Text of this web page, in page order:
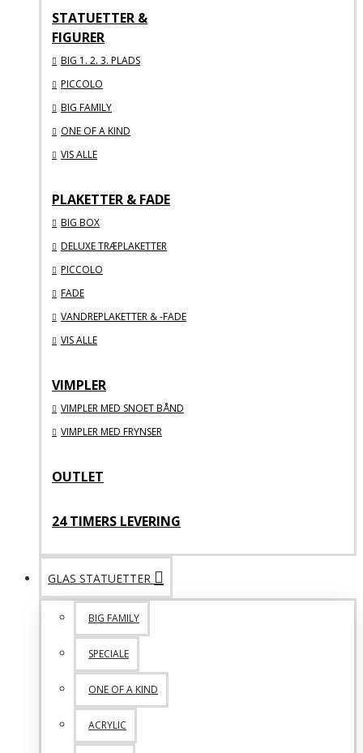
STATUETTER &
FIGURER
BIG 1. 2. 3. PLADS
PICCOLO
BIG FAMILY
ONE OF A KIND
VIS ALLE
PLAKETTER & FADE
BIG BOX
DELUXE TRÆPLAKETTER
PICCOLO
FADE
VANDREPLAKETTER & -FADE
VIS ALLE
VIMPLER
VIMPLER MED SNOET BÅND
VIMPLER MED FRYNSER
OUTLET
24 TIMERS LEVERING
GLAS STATUETTER
BIG FAMILY
SPECIALE
ONE OF A KIND
ACRYLIC